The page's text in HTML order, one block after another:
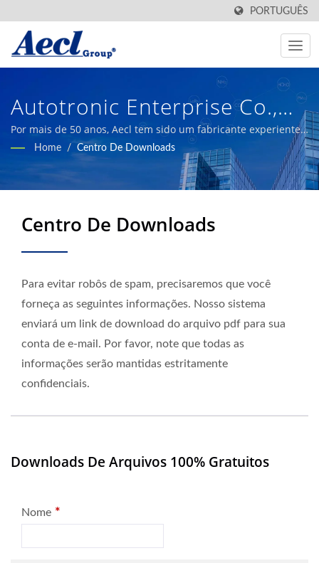
PORTUGUÊS
Autotronic Enterprise Co.,
Ltd.
Por mais de 50 anos, Aecl tem sido um fabricante experiente
e confiável, fornecendo produtos de sensoriamento de alta
qualidade para construção, automação industrial, agricultura
inteligente e sistemas de HVAC.
Home / Centro De Downloads
Centro De Downloads
Para evitar robôs de spam, precisaremos que você
forneça as seguintes informações. Nosso sistema
enviará um link de download do arquivo pdf para sua
conta de e-mail. Por favor, note que todas as
informações serão mantidas estritamente
confidenciais.
Downloads De Arquivos 100% Gratuitos
Nome *